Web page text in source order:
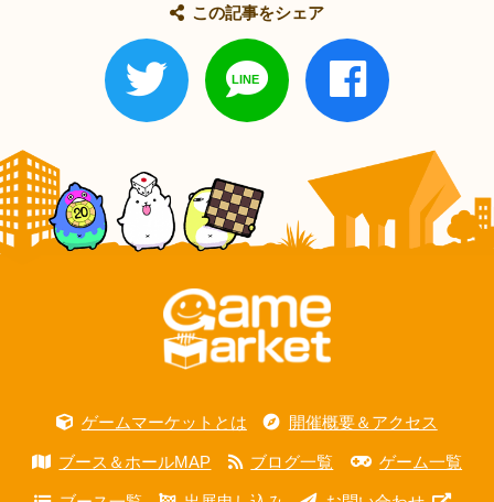
この記事をシェア
ゲームマーケットとは 開催概要＆アクセス
ブース＆ホールMAP ブログ一覧 ゲーム一覧